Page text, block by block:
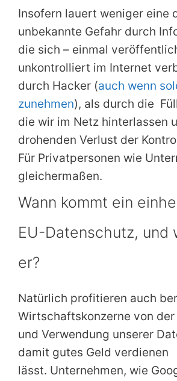
Insofern lauert weniger eine
unbekannte Gefahr durch
die sich – einmal
unkontrolliert im Internet
durch Hacker (auch wenn
zunehmen), als durch die
die wir im Netz hinterlassen
drohenden Verlust der
Für Privatpersonen wie
gleichermaßen.
Wann kommt ein
EU-Datenschutz, und
er?
Natürlich profitieren auch
Wirtschaftskonzerne von der
und Verwendung unserer
damit gutes Geld verdienen
lässt. Unternehmen, wie